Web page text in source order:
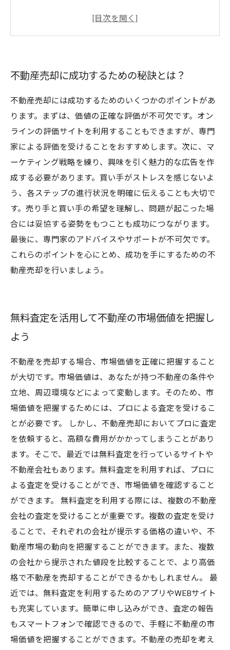
売却前に準備しておくべきポイントとは？
不動産売却に成功するための秘訣とは？
不動産売却には成功するためのいくつかのポイントがあ
ります。まずは、価値の正確な評価が不可欠です。オン
ラインの評価サイトを利用することもできますが、専門
家による評価を受けることをおすすめします。次に、マ
ーケティング戦略を練り、興味を引く魅力的な広告を作
成する必要があります。買い手がストレスを感じないよ
う、各ステップの進行状況を明確に伝えることも大切で
す。売り手と買い手の希望を理解し、問題が起こった場
合には妥協する姿勢をもつことも成功につながります。
最後に、専門家のアドバイスやサポートが不可欠です。
これらのポイントを心にとめ、成功を手にするための不
動産売却を行いましょう。
無料査定を活用して不動産の市場価値を把握し
よう
不動産を売却する場合、市場価値を正確に把握すること
が大切です。市場価値は、あなたが持つ不動産の条件や
立地、周辺環境などによって変動します。そのため、市
場価値を把握するためには、プロによる査定を受けるこ
とが必要です。 しかし、不動産売却においてプロに査定
を依頼すると、高額な費用がかかってしまうことがあり
ます。そこで、最近では無料査定を行っているサイトや
不動産会社もあります。無料査定を利用すれば、プロに
よる査定を受けることができ、市場価値を確認すること
ができます。 無料査定を利用する際には、複数の不動産
会社の査定を受けることが重要です。複数の査定を受け
ることで、それぞれの会社が提示する価格の違いや、不
動産市場の動向を把握することができます。また、複数
の会社から提示された値段を比較することで、より高価
格で不動産を売却することができるかもしれません。 最
近では、無料査定を利用するためのアプリやWEBサイト
も充実しています。簡単に申し込みができ、査定の報告
もスマートフォンで確認できるので、手軽に不動産の市
場価値を把握することができます。不動産の売却を考え